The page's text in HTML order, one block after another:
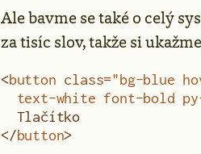
Ale bavme se také o celý
za tisíc slov, takže si
<button class="bg-blue
text-white font-bold
  Tlačítko
</button>